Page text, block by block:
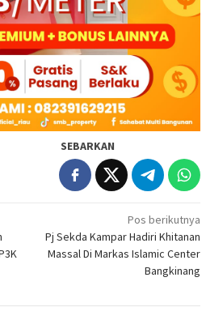
SEBARKAN
Pos berikutnya
Pj Sekda Kampar Hadiri Khitanan
Massal Di Markas Islamic Center
Bangkinang